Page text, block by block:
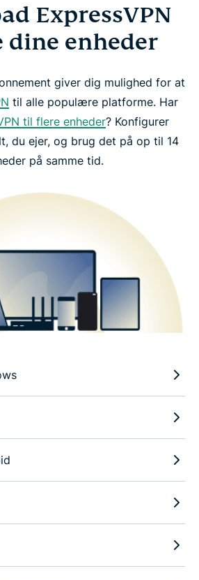
ExpressVPN
dine enheder
giver dig mulighed for at
til alle populære platforme. Har
til flere enheder? Konfigurer
du ejer, og brug det på op til 14
på samme tid.